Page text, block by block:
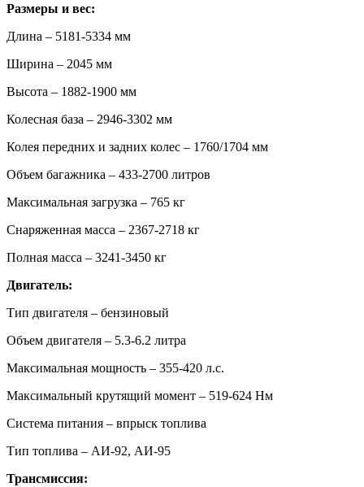
Размеры и вес:
Длина – 5181-5334 мм
Ширина – 2045 мм
Высота – 1882-1900 мм
Колесная база – 2946-3302 мм
Колея передних и задних колес – 1760/1704 мм
Объем багажника – 433-2700 литров
Максимальная загрузка – 765 кг
Снаряженная масса – 2367-2718 кг
Полная масса – 3241-3450 кг
Двигатель:
Тип двигателя – бензиновый
Объем двигателя – 5.3-6.2 литра
Максимальная мощность – 355-420 л.с.
Максимальный крутящий момент – 519-624 Нм
Система питания – впрыск топлива
Тип топлива – АИ-92, АИ-95
Трансмиссия: